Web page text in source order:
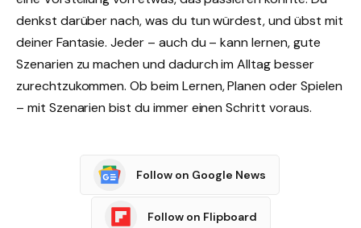
denkst darüber nach, was du tun würdest, und übst mit
deiner Fantasie. Jeder – auch du – kann lernen, gute
Szenarien zu machen und dadurch im Alltag besser
zurechtzukommen. Ob beim Lernen, Planen oder Spielen
– mit Szenarien bist du immer einen Schritt voraus.
Follow on Google News
Follow on Flipboard